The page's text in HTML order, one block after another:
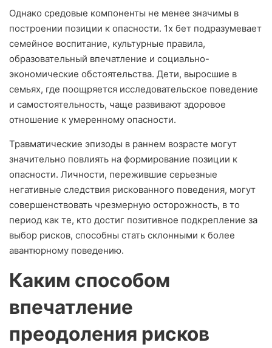
Однако средовые компоненты не менее значимы в
построении позиции к опасности. 1х бет подразумевает
семейное воспитание, культурные правила,
образовательный впечатление и социально-
экономические обстоятельства. Дети, выросшие в
семьях, где поощряется исследовательское поведение
и самостоятельность, чаще развивают здоровое
отношение к умеренному опасности.
Травматические эпизоды в раннем возрасте могут
значительно повлиять на формирование позиции к
опасности. Личности, пережившие серьезные
негативные следствия рискованного поведения, могут
совершенствовать чрезмерную осторожность, в то
период как те, кто достиг позитивное подкрепление за
выбор рисков, способны стать склонными к более
авантюрному поведению.
Каким способом
впечатление
преодоления рисков